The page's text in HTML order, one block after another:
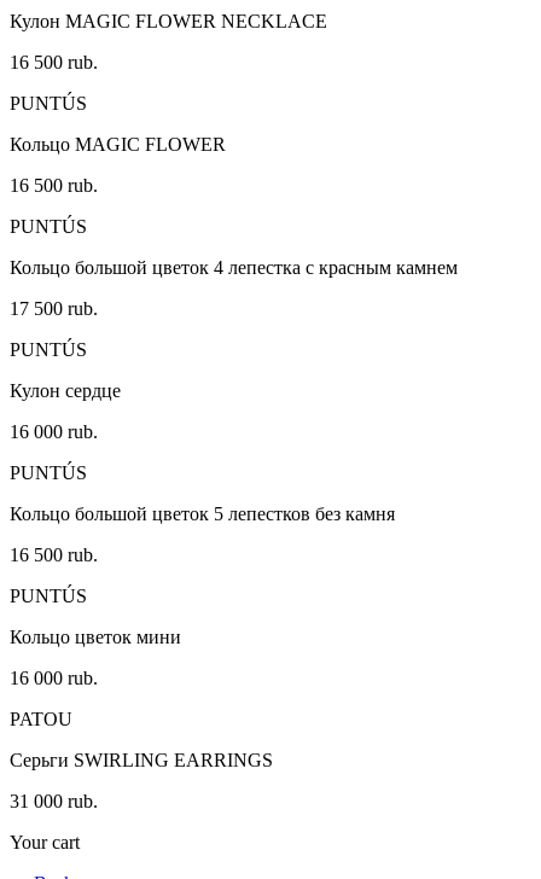
Кулон MAGIC FLOWER NECKLACE
16 500 rub.
PUNTÚS
Кольцо MAGIC FLOWER
16 500 rub.
PUNTÚS
Кольцо большой цветок 4 лепестка с красным камнем
17 500 rub.
PUNTÚS
Кулон сердце
16 000 rub.
PUNTÚS
Кольцо большой цветок 5 лепестков без камня
16 500 rub.
PUNTÚS
Кольцо цветок мини
16 000 rub.
PATOU
Серьги SWIRLING EARRINGS
31 000 rub.
Your cart